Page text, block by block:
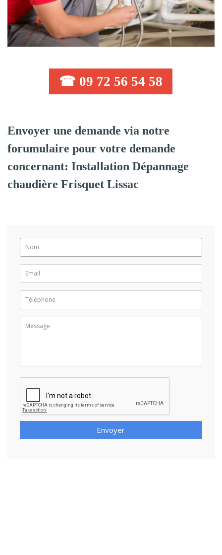
☎ 09 72 56 54 58
Envoyer une demande via notre
forumulaire pour votre demande
concernant: Installation Dépannage
chaudière Frisquet Lissac
Envoyer